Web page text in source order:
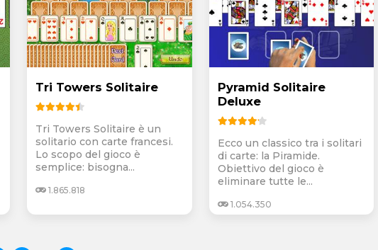
Tri Towers Solitaire
Tri Towers Solitaire è un
solitario con carte francesi.
Lo scopo del gioco è
semplice: bisogna...
1.865.818
Pyramid Solitaire
Deluxe
Ecco un classico tra i solitari
di carte: la Piramide.
Obiettivo del gioco è
eliminare tutte le...
1.054.350